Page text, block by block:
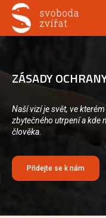
ZÁSADY
Naší vizí je svět, ve
zbytečného utrpení a kde
člověka.
Přidejte se k nám